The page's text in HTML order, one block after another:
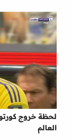
لحظة خروج
العالم